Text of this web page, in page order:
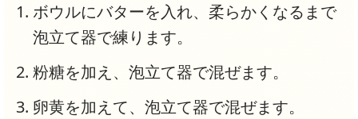
ボウルにバターを入れ、柔らかくなるまで
泡立て器で練ります。
粉糖を加え、泡立て器で混ぜます。
卵黄を加えて、泡立て器で混ぜます。